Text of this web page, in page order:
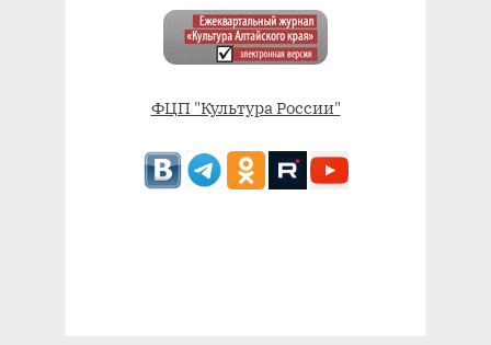
ФЦП "Культура России"